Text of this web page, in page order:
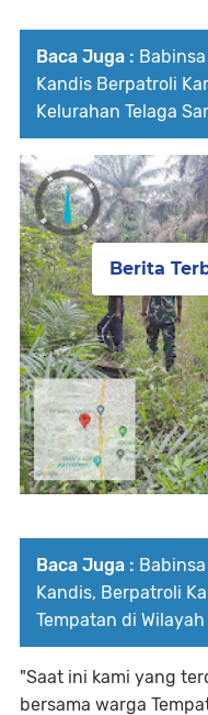
Baca Juga :
Kandis Berpatroli
Kelurahan Telaga
Baca Juga :
Kandis, Berpatroli
Tempatan di
"Saat ini kami yang
bersama warga
Berita